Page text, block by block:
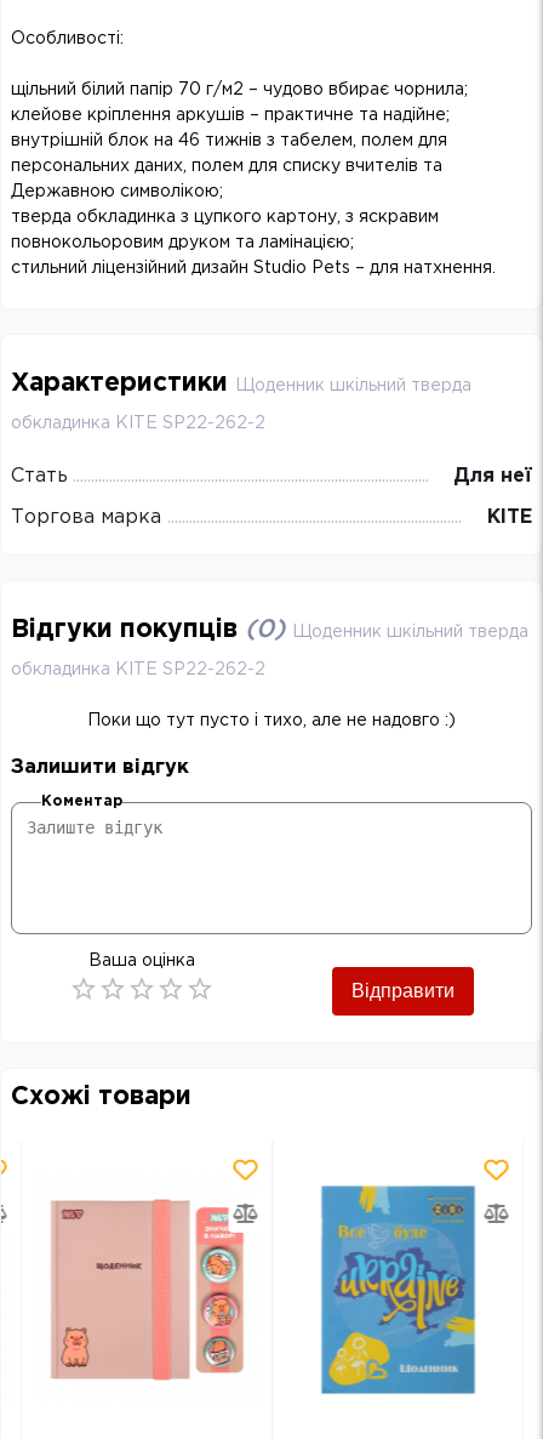
Особливості:
щільний білий папір 70 г/м2 – чудово вбирає чорнила;
клейове кріплення аркушів – практичне та надійне;
внутрішній блок на 46 тижнів з табелем, полем для
персональних даних, полем для списку вчителів та
Державною символікою;
тверда обкладинка з цупкого картону, з яскравим
повнокольоровим друком та ламінацією;
стильний ліцензійний дизайн Studio Pets – для натхнення.
Характеристики Щоденник шкільний тверда
обкладинка KITE SP22-262-2
Стать Для неї
Торгова марка KITE
Відгуки покупців (0) Щоденник шкільний тверда
обкладинка KITE SP22-262-2
Поки що тут пусто і тихо, але не надовго :)
Залишити відгук
Коментар
Ваша оцінка
Відправити
Схожі товари